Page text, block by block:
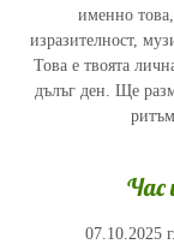
именно
изразителност,
Това е твоята
дълъг ден. Ще
Час
07.10.2025